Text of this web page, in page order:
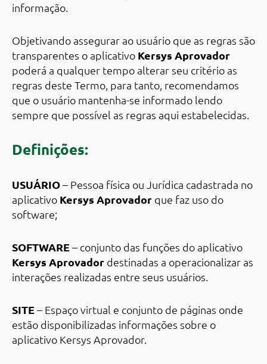
informação.
Objetivando assegurar ao usuário que as regras são
transparentes o aplicativo Kersys Aprovador
poderá a qualquer tempo alterar seu critério as
regras deste Termo, para tanto, recomendamos
que o usuário mantenha-se informado lendo
sempre que possível as regras aqui estabelecidas.
Definições:
USUÁRIO– Pessoa física ou Jurídica cadastrada no
aplicativo Kersys Aprovador que faz uso do
software;
SOFTWARE– conjunto das funções do aplicativo
Kersys Aprovador destinadas a operacionalizar as
interações realizadas entre seus usuários.
SITE– Espaço virtual e conjunto de páginas onde
estão disponibilizadas informações sobre o
aplicativo Kersys Aprovador.